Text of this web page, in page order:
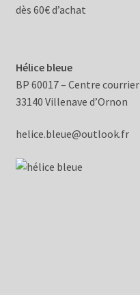
dès 60€ d’achat
Hélice bleue
BP 60017 – Centre courrier
33140 Villenave d’Ornon
helice.bleue@outlook.fr